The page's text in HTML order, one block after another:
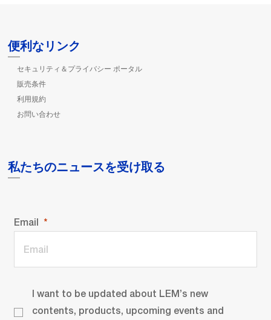
便利なリンク
セキュリティ＆プライバシー ポータル
販売条件
利用規約
お問い合わせ
私たちのニュースを受け取る
Email
I want to be updated about LEM’s new
contents, products, upcoming events and